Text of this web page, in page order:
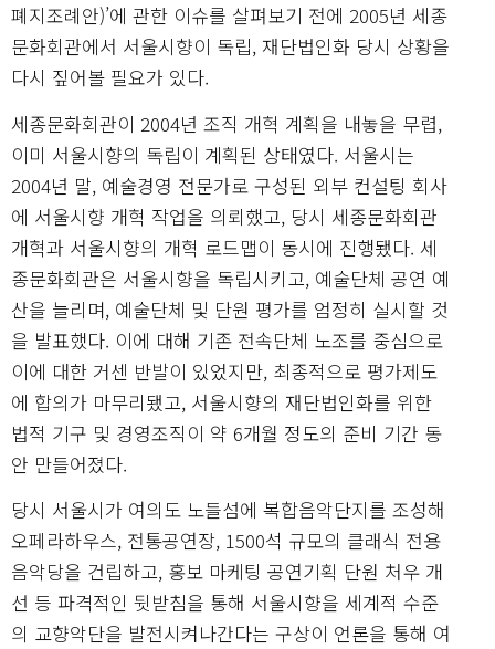
폐지조례안)’에 관한 이슈를 살펴보기 전에 2005년 세종
문화회관에서 서울시향이 독립, 재단법인화 당시 상황을
다시 짚어볼 필요가 있다.
세종문화회관이 2004년 조직 개혁 계획을 내놓을 무렵,
이미 서울시향의 독립이 계획된 상태였다. 서울시는
2004년 말, 예술경영 전문가로 구성된 외부 컨설팅 회사
에 서울시향 개혁 작업을 의뢰했고, 당시 세종문화회관
개혁과 서울시향의 개혁 로드맵이 동시에 진행됐다. 세
종문화회관은 서울시향을 독립시키고, 예술단체 공연 예
산을 늘리며, 예술단체 및 단원 평가를 엄정히 실시할 것
을 발표했다. 이에 대해 기존 전속단체 노조를 중심으로
이에 대한 거센 반발이 있었지만, 최종적으로 평가제도
에 합의가 마무리됐고, 서울시향의 재단법인화를 위한
법적 기구 및 경영조직이 약 6개월 정도의 준비 기간 동
안 만들어졌다.
당시 서울시가 여의도 노들섬에 복합음악단지를 조성해
오페라하우스, 전통공연장, 1500석 규모의 클래식 전용
음악당을 건립하고, 홍보 마케팅 공연기획 단원 처우 개
선 등 파격적인 뒷받침을 통해 서울시향을 세계적 수준
의 교향악단을 발전시켜나간다는 구상이 언론을 통해 여